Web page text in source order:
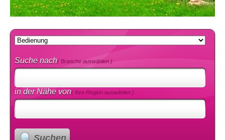
Suche nach( Branche auswählen )
in der Nähe von( Ihre Region auswählen )
Suchen